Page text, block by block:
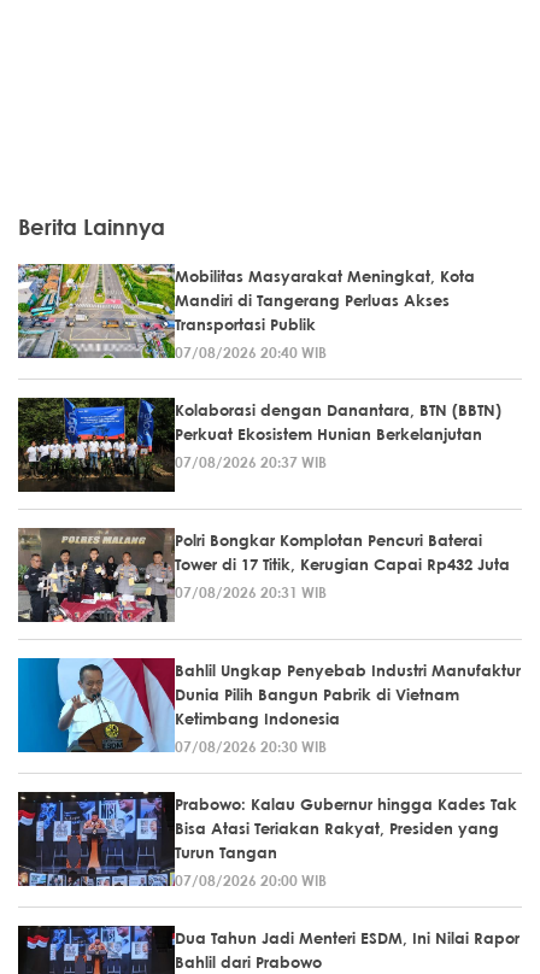
Berita Lainnya
Mobilitas Masyarakat Meningkat, Kota
Mandiri di Tangerang Perluas Akses
Transportasi Publik
07/08/2026 20:40 WIB
Kolaborasi dengan Danantara, BTN (BBTN)
Perkuat Ekosistem Hunian Berkelanjutan
07/08/2026 20:37 WIB
Polri Bongkar Komplotan Pencuri Baterai
Tower di 17 Titik, Kerugian Capai Rp432 Juta
07/08/2026 20:31 WIB
Bahlil Ungkap Penyebab Industri Manufaktur
Dunia Pilih Bangun Pabrik di Vietnam
Ketimbang Indonesia
07/08/2026 20:30 WIB
Prabowo: Kalau Gubernur hingga Kades Tak
Bisa Atasi Teriakan Rakyat, Presiden yang
Turun Tangan
07/08/2026 20:00 WIB
Dua Tahun Jadi Menteri ESDM, Ini Nilai Rapor
Bahlil dari Prabowo